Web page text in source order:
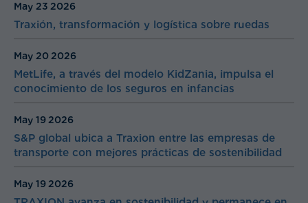
Traxión, transformación y logística sobre ruedas
May 23 2026
MetLife, a través del modelo KidZania, impulsa el
conocimiento de los seguros en infancias
May 20 2026
S&P global ubica a Traxion entre las empresas de
transporte con mejores prácticas de sostenibilidad
May 19 2026
May 19 2026